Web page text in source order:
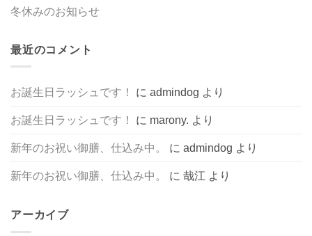
冬休みのお知らせ
最近のコメント
お誕生日ラッシュです！ に admindog より
お誕生日ラッシュです！ に marony. より
新年のお祝い御膳、仕込み中。 に admindog より
新年のお祝い御膳、仕込み中。 に 哉江 より
アーカイブ